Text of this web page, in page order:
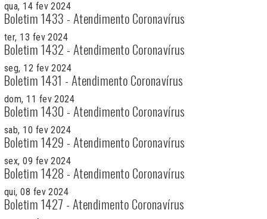
qua, 14 fev 2024
Boletim 1433 - Atendimento Coronavírus
ter, 13 fev 2024
Boletim 1432 - Atendimento Coronavírus
seg, 12 fev 2024
Boletim 1431 - Atendimento Coronavírus
dom, 11 fev 2024
Boletim 1430 - Atendimento Coronavírus
sab, 10 fev 2024
Boletim 1429 - Atendimento Coronavírus
sex, 09 fev 2024
Boletim 1428 - Atendimento Coronavírus
qui, 08 fev 2024
Boletim 1427 - Atendimento Coronavírus